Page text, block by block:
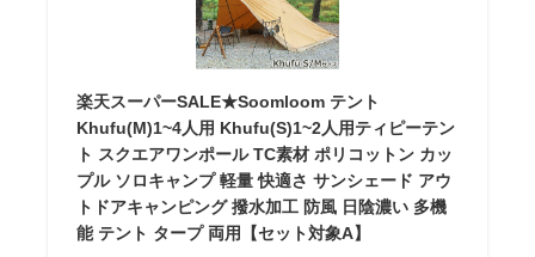
楽天スーパーSALE★Soomloom テント
Khufu(M)1~4人用 Khufu(S)1~2人用ティピーテン
ト スクエアワンポール TC素材 ポリコットン カッ
プル ソロキャンプ 軽量 快適さ サンシェード アウ
トドアキャンピング 撥水加工 防風 日陰濃い 多機
能 テント タープ 両用【セット対象A】